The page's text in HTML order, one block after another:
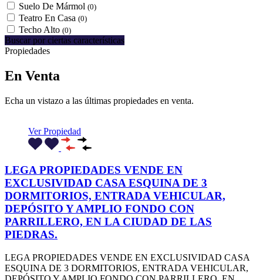
Suelo De Mármol (0)
Teatro En Casa (0)
Techo Alto (0)
Buscar por ciertas características
Propiedades
En Venta
Echa un vistazo a las últimas propiedades en venta.
Ver Propiedad
LEGA PROPIEDADES VENDE EN
EXCLUSIVIDAD CASA ESQUINA DE 3
DORMITORIOS, ENTRADA VEHICULAR,
DEPÓSITO Y AMPLIO FONDO CON
PARRILLERO, EN LA CIUDAD DE LAS
PIEDRAS.
LEGA PROPIEDADES VENDE EN EXCLUSIVIDAD CASA
ESQUINA DE 3 DORMITORIOS, ENTRADA VEHICULAR,